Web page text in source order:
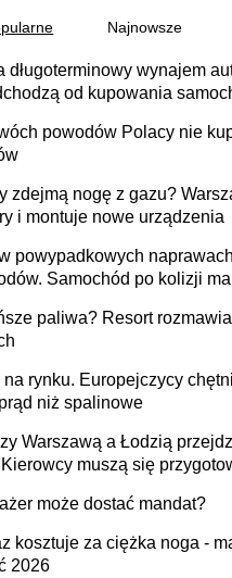
Najnowsze
długoterminowy wynajem
od kupowania
powodów Polacy nie
zdejmą nogę z gazu?
i montuje nowe urządzenia
powypadkowych naprawach
Samochód po kolizji
paliwa? Resort
na rynku. Europejczycy
niż spalinowe
Warszawą a Łodzią
muszą się
może dostać mandat?
kosztuje za ciężka noga -
2026